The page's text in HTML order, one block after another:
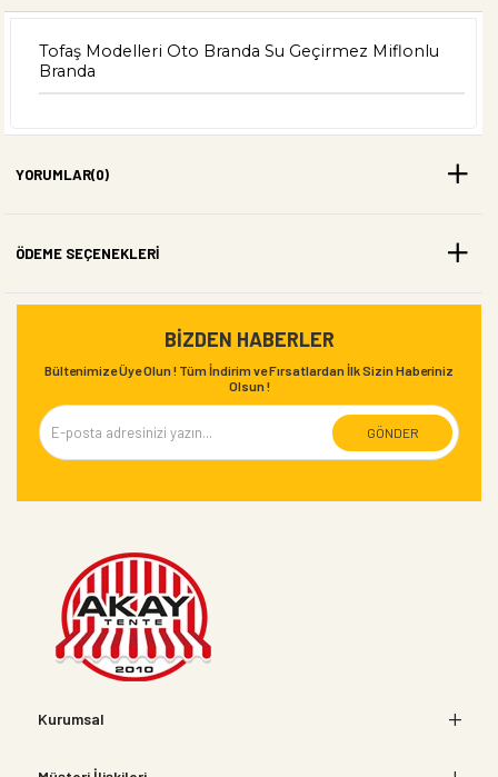
Tofaş Modelleri Oto Branda Su Geçirmez Miflonlu
Branda
YORUMLAR(0)
ÖDEME SEÇENEKLERI
BIZDEN HABERLER
Bültenimize Üye Olun ! Tüm İndirim ve Fırsatlardan İlk Sizin Haberiniz
Olsun !
GÖNDER
Kurumsal